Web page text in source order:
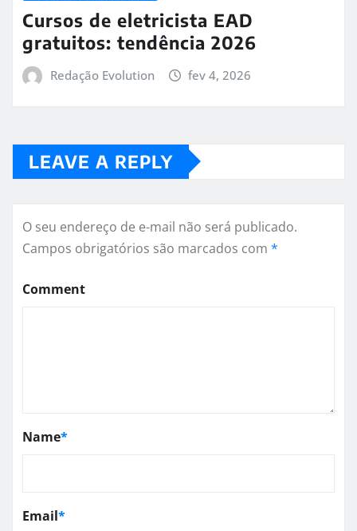
Cursos de eletricista EAD
gratuitos: tendência 2026
Redação Evolution fev 4, 2026
LEAVE A REPLY
O seu endereço de e-mail não será publicado.
Campos obrigatórios são marcados com *
Comment
Name*
Email*